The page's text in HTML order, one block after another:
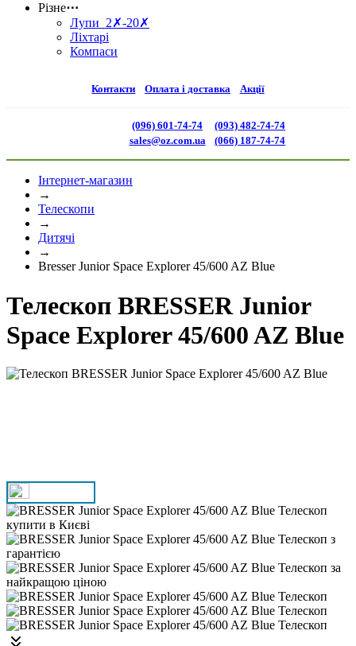
Різне⋯
Лупи 2✗-20✗
Ліхтарі
Компаси
Контакти Оплата і доставка Акції
(096) 601-74-74
sales@oz.com.ua
(093) 482-74-74
(066) 187-74-74
Інтернет-магазин
→
Телескопи
→
Дитячі
→
Bresser Junior Space Explorer 45/600 AZ Blue
Телескоп BRESSER Junior
Space Explorer 45/600 AZ Blue